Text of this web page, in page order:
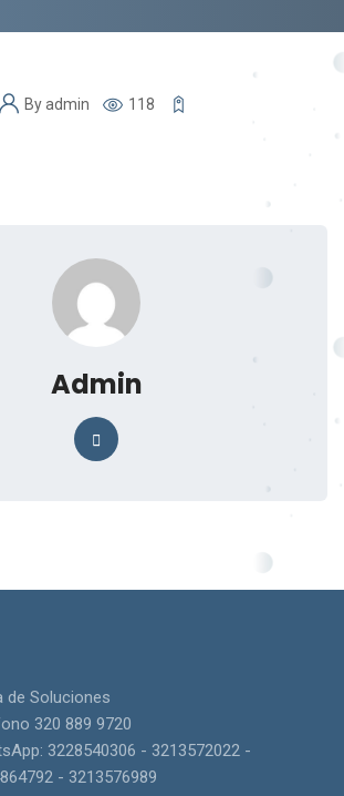
Byadmin 118
Admin
de Soluciones
320 889 9720
3228540306 - 3213572022 -
- 3213576989